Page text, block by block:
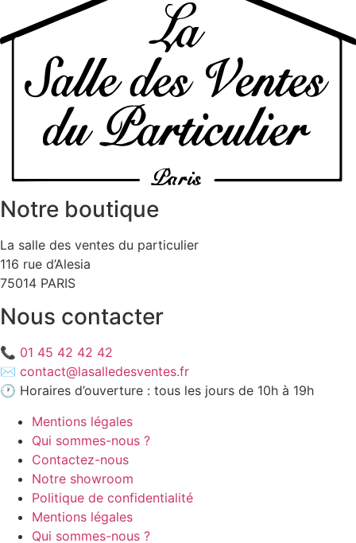
Notre boutique
La salle des ventes du particulier
116 rue d’Alesia
75014 PARIS
Nous contacter
📞 01 45 42 42 42
✉️ contact@lasalledesventes.fr
🕐 Horaires d’ouverture : tous les jours de 10h à 19h
Mentions légales
Qui sommes-nous ?
Contactez-nous
Notre showroom
Politique de confidentialité
Mentions légales
Qui sommes-nous ?